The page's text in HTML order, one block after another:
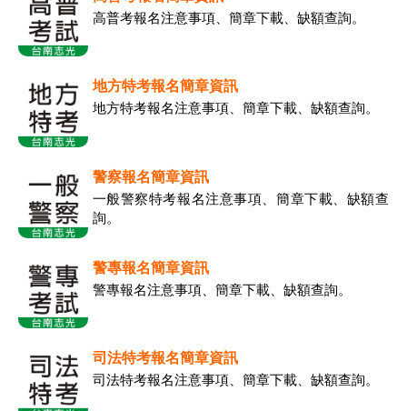
高普考報名注意事項、簡章下載、缺額查詢。
地方特考報名簡章資訊
地方特考報名注意事項、簡章下載、缺額查詢。
警察報名簡章資訊
一般警察特考報名注意事項、簡章下載、缺額查
詢。
警專報名簡章資訊
警專報名注意事項、簡章下載、缺額查詢。
司法特考報名簡章資訊
司法特考報名注意事項、簡章下載、缺額查詢。